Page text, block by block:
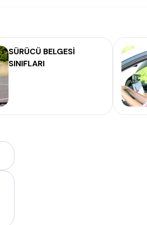
SÜRÜCÜ BELGESİ
SINIFLARI